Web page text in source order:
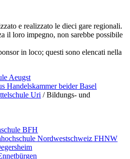
e realizzato le dieci gare regionali.
il loro impegno, non sarebbe possibile
in loco; questi sono elencati nella
Aeugst
Handelskammer beider Basel
Uri / Bildungs- und
BFH
Nordwestschweiz FHNW